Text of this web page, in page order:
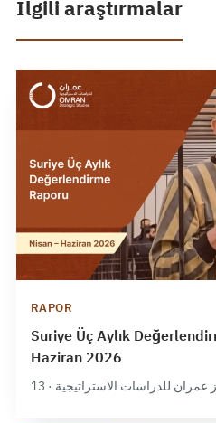
İlgili araştırmalar
RAPOR
Suriye Üç Aylık
Haziran 2026